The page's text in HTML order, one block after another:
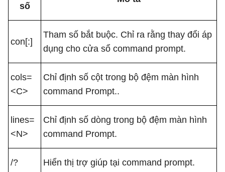
số
con[:]
Tham số bắt buộc. Chỉ ra rằng thay đổi áp
dụng cho cửa sổ command prompt.
cols=
<C>
Chỉ định số cột trong bộ đệm màn hình
command Prompt..
lines=
<N>
Chỉ định số dòng trong bộ đệm màn hình
command Prompt.
/? Hiển thị trợ giúp tại command prompt.